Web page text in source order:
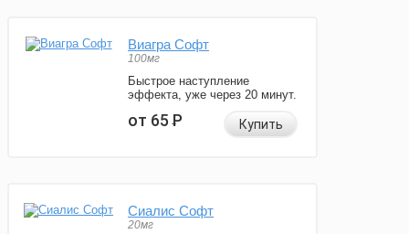
Виагра Софт
100мг
Быстрое наступление
эффекта, уже через 20 минут.
от 65Р Купить
Сиалис Софт
20мг